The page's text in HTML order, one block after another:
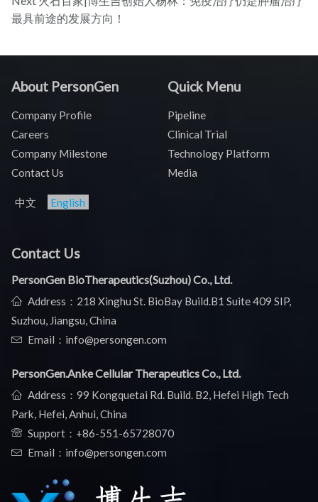
最具前途的发展方向！
About PersonGen
Company Profile
Careers
Company Milestone
Contact Us
Quick Menu
Pipeline
Clinical Trial
Technology Platform
Media
中文 English
Contact Us
PersonGen BioTherapeutics(Suzhou) Co., Ltd.
Address：218 Xinghu St. BioBay Build.B1 Suite 409 SIP,
Suzhou, Jiangsu, China
Email：info@persongen.com
PersonGen.Anke Cellular Therapeutics Co., Ltd.
Address：99 Kongquetai Rd. Build. B2, Hefei High Tech
Park, Hefei, Anhui, China
Support： +86-551-65728070
Email：info@persongen.com